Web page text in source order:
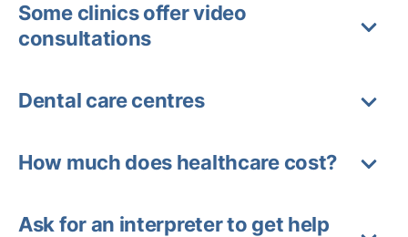
Some clinics offer video
consultations
Dental care centres
How much does healthcare cost?
Ask for an interpreter to get help